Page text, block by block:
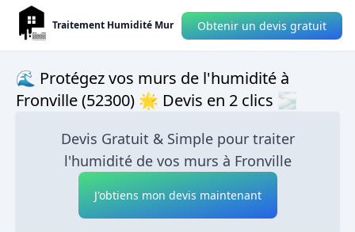
Traitement Humidité Mur Obtenir un devis gratuit
🌊 Protégez vos murs de l'humidité à
Fronville (52300) 🌟 Devis en 2 clics 🌫
Devis Gratuit & Simple pour traiter
l'humidité de vos murs à Fronville
J'obtiens mon devis maintenant